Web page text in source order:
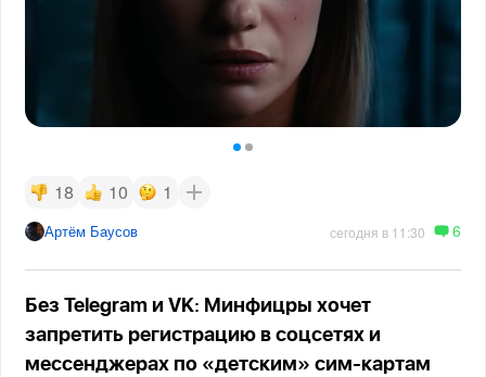
18 10 1
Артём Баусов сегодня в 11:30 6
Без Telegram и VK: Минфицры хочет
запретить регистрацию в соцсетях и
мессенджерах по «детским» сим-картам